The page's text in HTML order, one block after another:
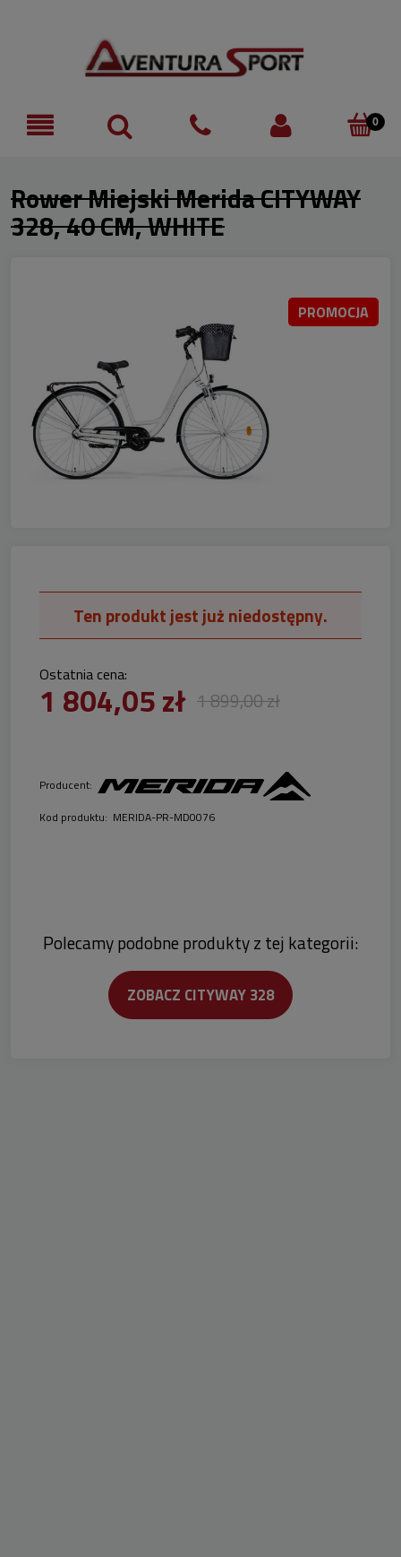
Rower Miejski Merida CITYWAY
328, 40 CM, WHITE
PROMOCJA
Ten produkt jest już niedostępny.
Ostatnia cena:
1 804,05 zł 1 899,00 zł
Producent:
Kod produktu: MERIDA-PR-MD0076
Polecamy podobne produkty z tej kategorii:
ZOBACZ CITYWAY 328